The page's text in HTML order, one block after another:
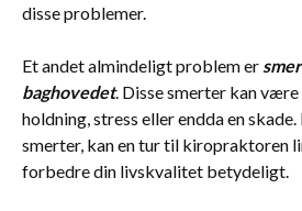
disse problemer.
Et andet almindeligt problem er
baghovedet. Disse smerter kan
holdning, stress eller endda en
smerter, kan en tur til kiropraktoren
forbedre din livskvalitet betydeligt.